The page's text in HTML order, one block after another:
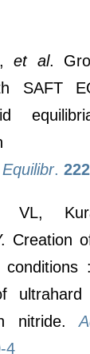
et al.
SAFT
. 222
VL,
Creation
ultrahard
nitride.
4